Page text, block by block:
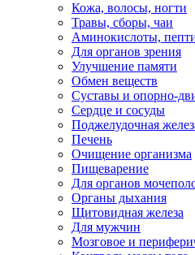
Кожа, волосы, ногти
Травы, сборы, чаи
Аминокислоты,
Для органов зрения
Улучшение памяти
Обмен веществ
Суставы и опорно-
Сердце и сосуды
Поджелудочная
Печень
Очищение организма
Пищеварение
Для органов
Органы дыхания
Щитовидная железа
Для мужчин
Мозговое и